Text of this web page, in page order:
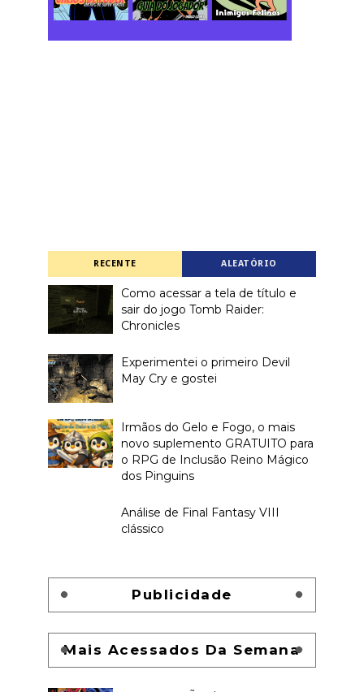
RECENTE ALEATÓRIO
Como acessar a tela de título e
sair do jogo Tomb Raider:
Chronicles
Experimentei o primeiro Devil
May Cry e gostei
Irmãos do Gelo e Fogo, o mais
novo suplemento GRATUITO para
o RPG de Inclusão Reino Mágico
dos Pinguins
Análise de Final Fantasy VIII
clássico
Publicidade
Mais Acessados Da Semana